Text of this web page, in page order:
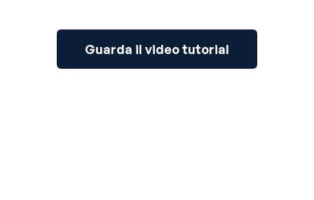
Guarda il video tutorial